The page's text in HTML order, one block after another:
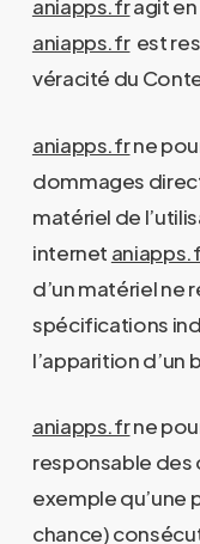
aniapps.fragit en
aniapps.frest
véracité du
aniapps.frne
dommages
matériel de
internet
d’un matériel ne
spécifications
l’apparition d’un
aniapps.frne
responsable
exemple qu’une
chance)